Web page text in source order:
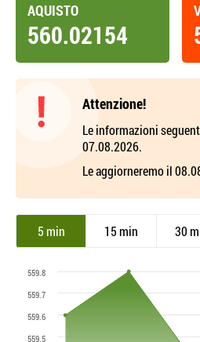
AQUISTO
560.02154
Attenzione!
Le informazioni
07.08.2026.
Le aggiorneremo il
5 min 15 min 30